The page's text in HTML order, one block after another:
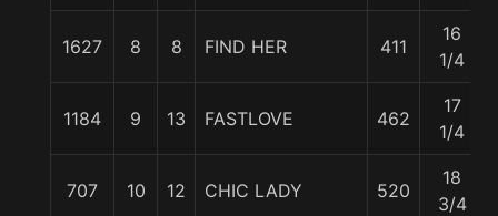
1627 8 8 FIND HER 411
16
1/4
1184 9 13 FASTLOVE 462
17
1/4
707 10 12 CHIC LADY 520
18
3/4